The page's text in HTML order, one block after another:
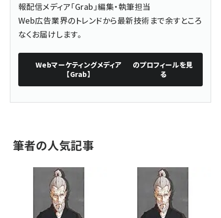
報配信メディア「Grab」編集・執筆担当
Web広告業界のトレンドから最新技術まで余すところ
なくお届けします。
Webマーケティングメディア
【Grab】
のプロフィールを見
る
筆者の人気記事